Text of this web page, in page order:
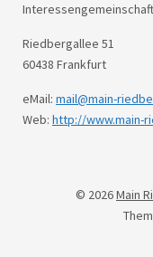
Riedbergallee 51
60438 Frankfurt
eMail: mail@main-
Web: http://www.main-
© 2026Main